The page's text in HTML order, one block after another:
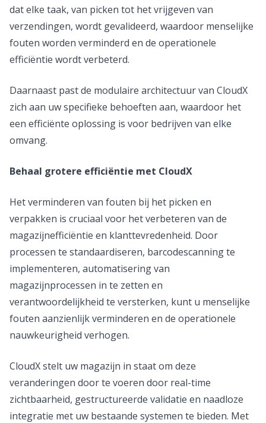
dat elke taak, van picken tot het vrijgeven van
verzendingen, wordt gevalideerd, waardoor menselijke
fouten worden verminderd en de operationele
efficiëntie wordt verbeterd.
Daarnaast past de modulaire architectuur van CloudX
zich aan uw specifieke behoeften aan, waardoor het
een efficiënte oplossing is voor bedrijven van elke
omvang.
Behaal grotere efficiëntie met CloudX
Het verminderen van fouten bij het picken en
verpakken is cruciaal voor het verbeteren van de
magazijnefficiëntie en klanttevredenheid. Door
processen te standaardiseren, barcodescanning te
implementeren, automatisering van
magazijnprocessen in te zetten en
verantwoordelijkheid te versterken, kunt u menselijke
fouten aanzienlijk verminderen en de operationele
nauwkeurigheid verhogen.
CloudX stelt uw magazijn in staat om deze
veranderingen door te voeren door real-time
zichtbaarheid, gestructureerde validatie en naadloze
integratie met uw bestaande systemen te bieden. Met